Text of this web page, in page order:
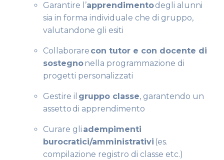
Garantire l’apprendimentodegli alunni
sia in forma individuale che di gruppo,
valutandone gli esiti
Collaborare con tutor e con docente di
sostegnonella programmazione di
progetti personalizzati
Gestire il gruppo classe, garantendo un
assetto di apprendimento
Curare gli adempimenti
burocratici/amministrativi (es.
compilazione registro di classe etc.)